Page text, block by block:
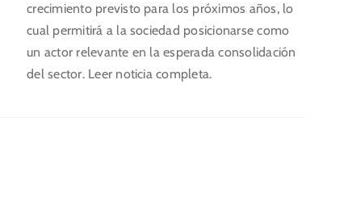
crecimiento previsto para los próximos años, lo
cual permitirá a la sociedad posicionarse como
un actor relevante en la esperada consolidación
del sector. Leer noticia completa.